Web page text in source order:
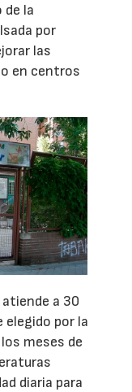
la
por
las
en centros
a 30
por la
meses de
diaria para